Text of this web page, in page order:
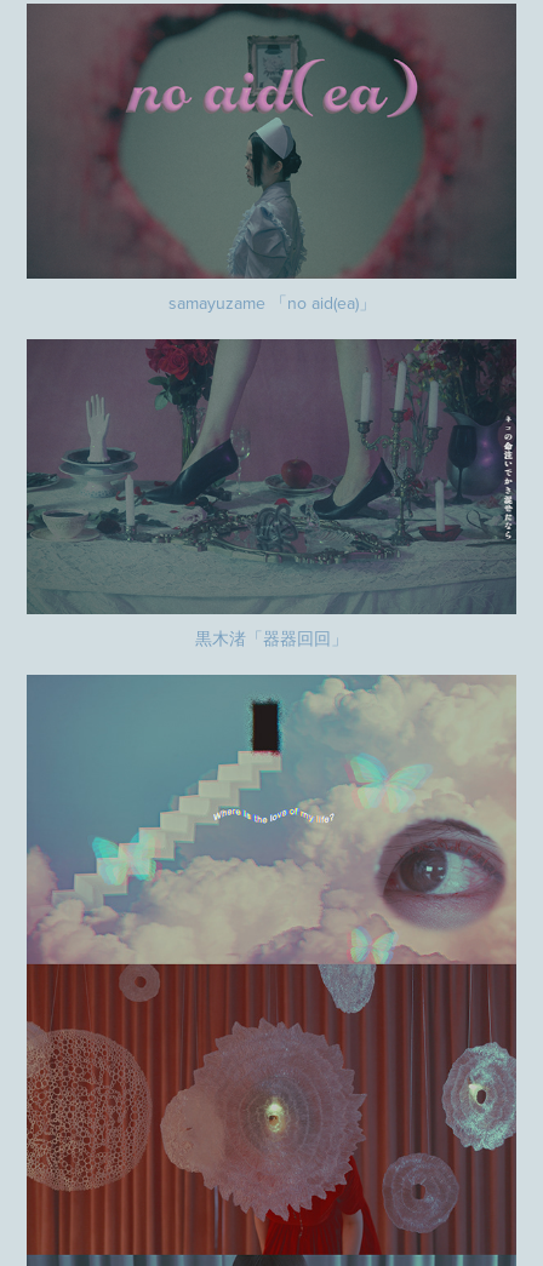
samayuzame 「no aid(ea)」
黒木渚「器器回回」